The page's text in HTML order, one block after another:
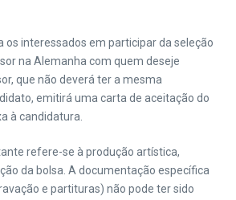
os interessados em participar da seleção
na Alemanha com quem deseje
que não deverá ter a mesma
emitirá uma carta de aceitação do
à candidatura.
refere-se à produção artística,
da bolsa. A documentação específica
e partituras) não pode ter sido